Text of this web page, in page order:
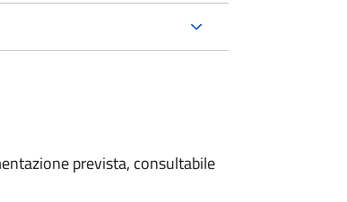
prevista, consultabile